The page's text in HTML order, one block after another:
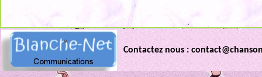
.
Contactez nous :